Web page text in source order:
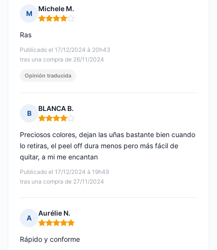
M
Michele M.
Nota: 4 de 5
Publicado el 17/12/2024 à 20h43
tras una compra de 26/11/2024
Ras
Opinión traducida
B
BLANCA B.
Nota: 4 de 5
Publicado el 17/12/2024 à 19h49
tras una compra de 27/11/2024
Preciosos colores, dejan las uñas bastante bien cuando
lo retiras, el peel off dura menos pero más fácil de
quitar, a mi me encantan
A
Aurélie N.
Nota: 5 de 5
Rápido y conforme